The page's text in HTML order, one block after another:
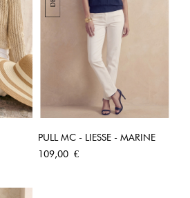
PULL MC - LIESSE - MARINE
Prix
109,00 €